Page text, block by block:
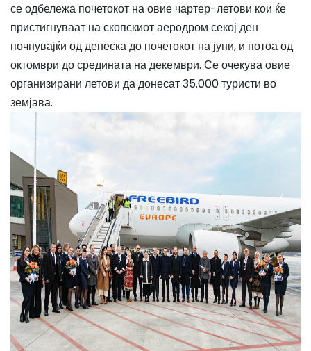
се одбележа почетокот на овие чартер-летови кои ќе
пристигнуваат на скопскиот аеродром секој ден
почнувајќи од денеска до почетокот на јуни, и потоа од
октомври до средината на декември. Се очекува овие
организирани летови да донесат 35.000 туристи во
земјава.